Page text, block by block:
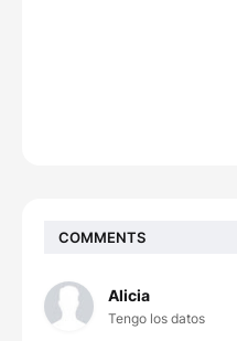
COMMENTS
Alicia
Tengo los datos